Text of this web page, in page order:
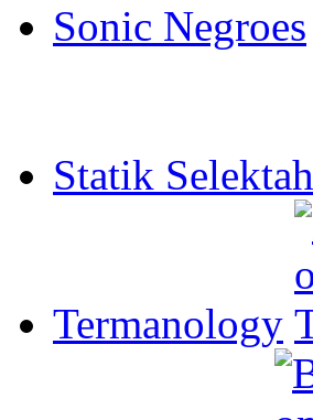
Sonic Negroes
Statik Selektah
Termanology